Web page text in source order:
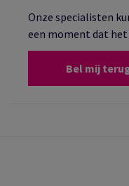
Onze specialisten
een moment dat
Bel mij